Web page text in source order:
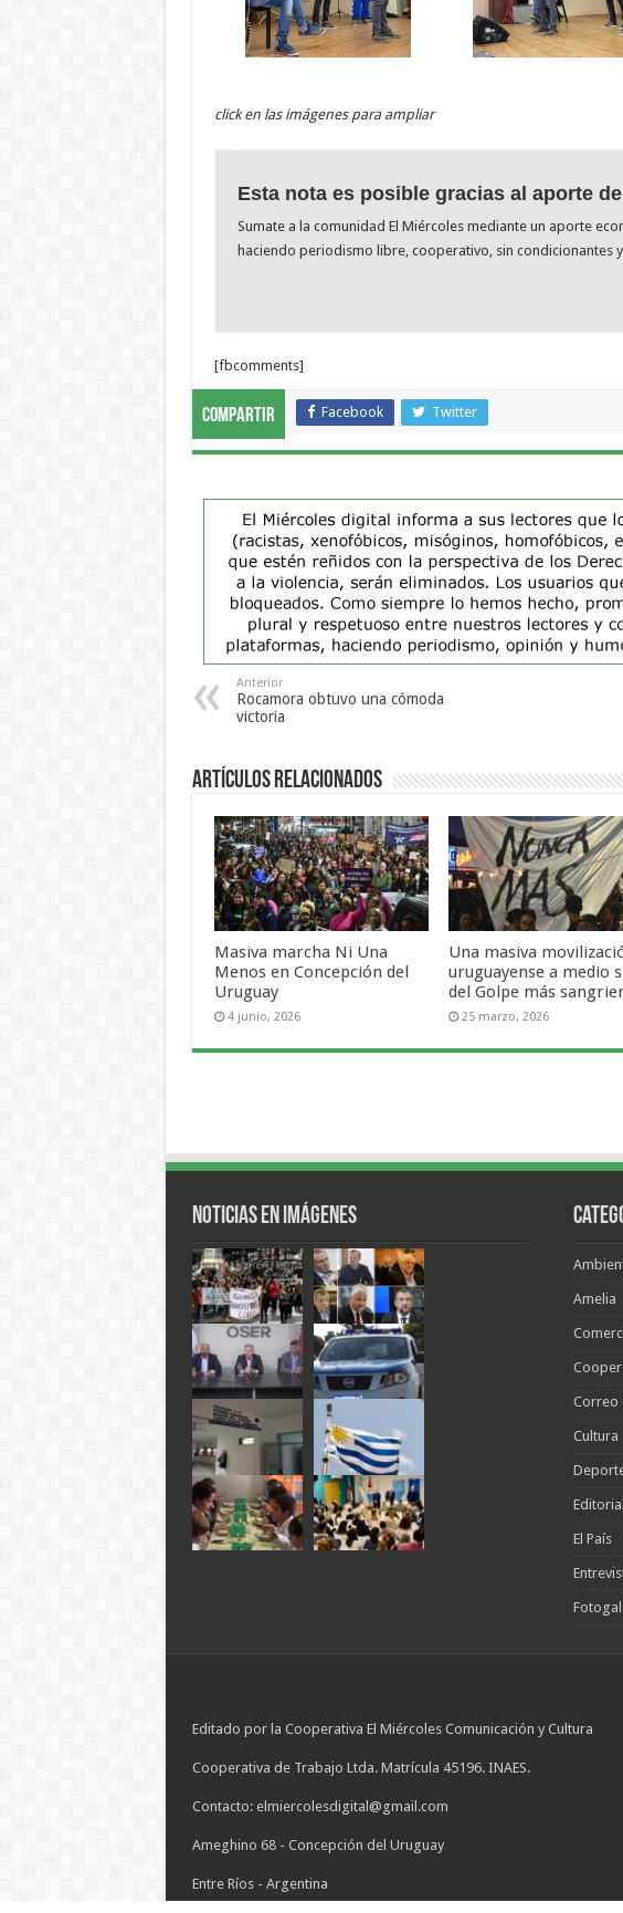
click en las imágenes para ampliar
Esta nota es posible gracias al aporte
Sumate a la comunidad El Miércoles mediante un aporte
haciendo periodismo libre, cooperativo, sin condicionantes
[fbcomments]
Compartir Facebook Twitter
Anterior
Rocamora obtuvo una cómoda
victoria
Artículos Relacionados
Masiva marcha Ni Una
Menos en Concepción del
Uruguay
4 junio, 2026
Una masiva
uruguayense a medio
del Golpe más
25 marzo, 2026
Noticias en Imágenes
Amelia
Correo
Cultura
Editorial
El País
Editado por la Cooperativa El Miércoles Comunicación y Cultura
Cooperativa de Trabajo Ltda. Matrícula 45196. INAES.
Contacto: elmiercolesdigital@gmail.com
Ameghino 68 - Concepción del Uruguay
Entre Ríos - Argentina